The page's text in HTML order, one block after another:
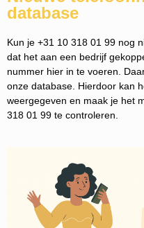
database
Kun je +31 10 318 01 99 nog
dat het aan een bedrijf
nummer hier in te voeren.
onze database. Hierdoor kan
weergegeven en maak je het
318 01 99 te controleren.